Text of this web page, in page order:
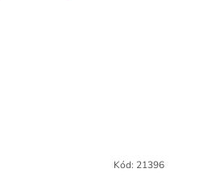
Kód: 21396